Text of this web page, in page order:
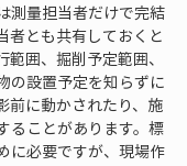
測量担当者だけで完結
者とも共有しておくと
囲、掘削予定範囲、
の設置予定を知らずに
前に動かされたり、施
ることがあります。標
に必要ですが、現場作